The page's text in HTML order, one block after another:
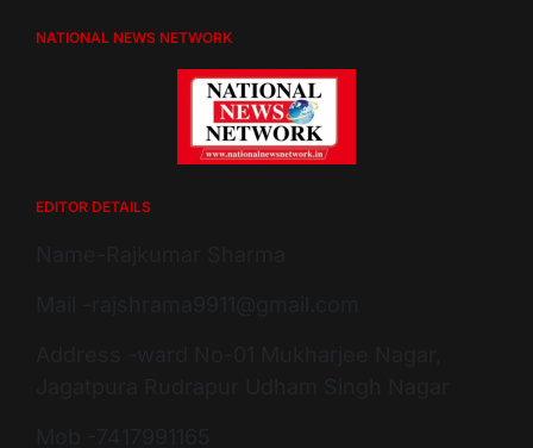
NATIONAL NEWS NETWORK
EDITOR DETAILS